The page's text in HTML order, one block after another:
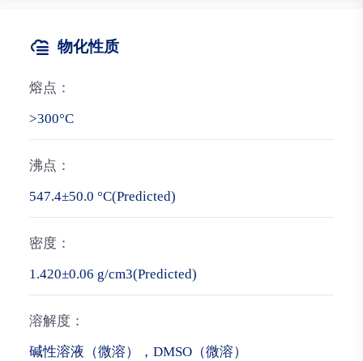
物化性质
熔点：
>300°C
沸点：
547.4±50.0 °C(Predicted)
密度：
1.420±0.06 g/cm3(Predicted)
溶解度：
碱性溶液（微溶），DMSO（微溶）